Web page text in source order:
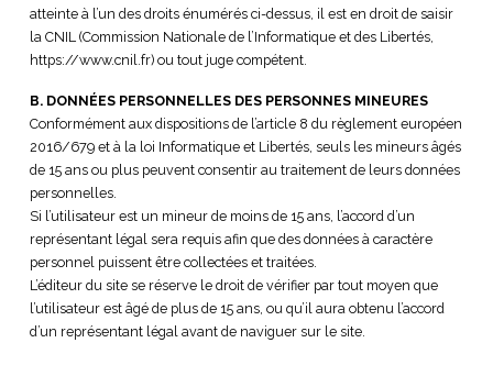
atteinte à l’un des droits énumérés ci-dessus, il est en droit de saisir
la CNIL (Commission Nationale de l’Informatique et des Libertés,
https://www.cnil.fr) ou tout juge compétent.
B. DONNÉES PERSONNELLES DES PERSONNES MINEURES
Conformément aux dispositions de l’article 8 du règlement européen
2016/679 et à la loi Informatique et Libertés, seuls les mineurs âgés
de 15 ans ou plus peuvent consentir au traitement de leurs données
personnelles.
Si l’utilisateur est un mineur de moins de 15 ans, l’accord d’un
représentant légal sera requis afin que des données à caractère
personnel puissent être collectées et traitées.
L’éditeur du site se réserve le droit de vérifier par tout moyen que
l’utilisateur est âgé de plus de 15 ans, ou qu’il aura obtenu l’accord
d’un représentant légal avant de naviguer sur le site.